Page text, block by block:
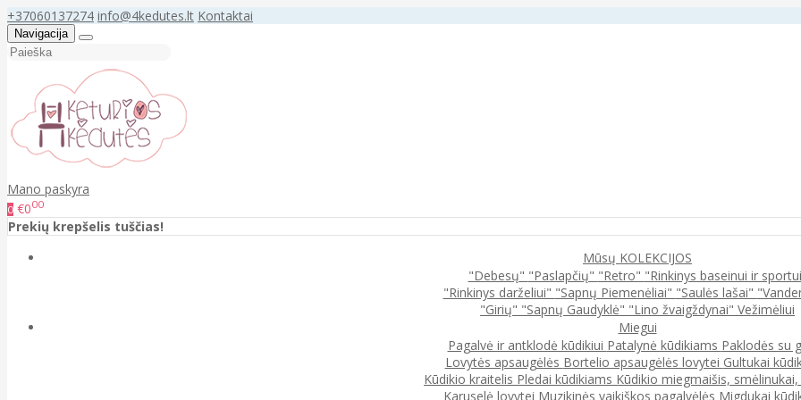
+37060137274 info@4kedutes.lt Kontaktai
Navigacija
Mano paskyra
0 €000
Prekių krepšelis tuščias!
Mūsų KOLEKCIJOS
"Debesų" "Paslapčių" "Retro" "Rinkinys baseinui ir
"Rinkinys darželiui" "Sapnų Piemenėliai" "Saulės lašai"
"Girių" "Sapnų Gaudyklė" "Lino žvaigždynai" Vežimėliui
Miegui
Pagalvė ir antklodė kūdikiui Patalynė kūdikiams Paklodės su
Lovytės apsaugėlės Bortelio apsaugėlės lovytei Gultukai
Kūdikio kraitelis Pledai kūdikiams Kūdikio miegmaišis,
Karuselė lovytei Muzikinės vaikiškos pagalvėlės Migdukai